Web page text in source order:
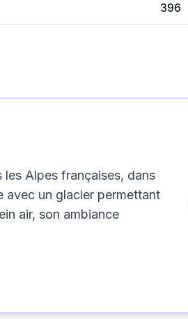
396
les Alpes françaises, dans
avec un glacier permettant
air, son ambiance